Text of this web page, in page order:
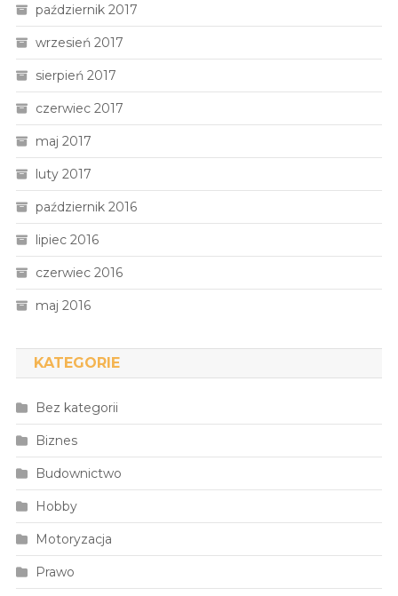
październik 2017
wrzesień 2017
sierpień 2017
czerwiec 2017
maj 2017
luty 2017
październik 2016
lipiec 2016
czerwiec 2016
maj 2016
KATEGORIE
Bez kategorii
Biznes
Budownictwo
Hobby
Motoryzacja
Prawo